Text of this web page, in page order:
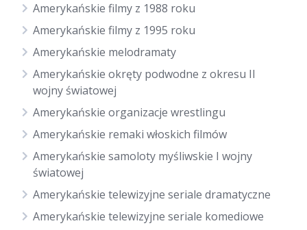
Amerykańskie filmy z 1988 roku
Amerykańskie filmy z 1995 roku
Amerykańskie melodramaty
Amerykańskie okręty podwodne z okresu II
wojny światowej
Amerykańskie organizacje wrestlingu
Amerykańskie remaki włoskich filmów
Amerykańskie samoloty myśliwskie I wojny
światowej
Amerykańskie telewizyjne seriale dramatyczne
Amerykańskie telewizyjne seriale komediowe